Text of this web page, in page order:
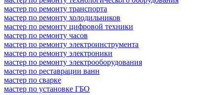
мастер по ремонту транспорта
мастер по ремонту холодильников
мастер по ремонту цифровой техники
мастер по ремонту часов
мастер по ремонту электроинструмента
мастер по ремонту электроники
мастер по ремонту электрооборудования
мастер по реставрации ванн
мастер по сварке
мастер по установке ГБО